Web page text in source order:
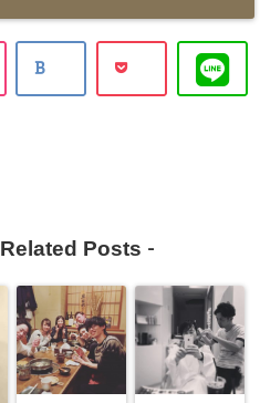
Related Posts -